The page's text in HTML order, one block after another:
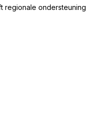
regionale ondersteuning